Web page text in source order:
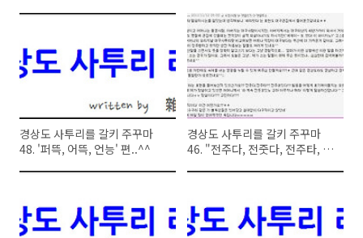
경상도 사투리를 갈키 주꾸마
48. '퍼뜩, 어뜩, 언능' 편..^^
경상도 사투리를 갈키 주꾸마
46. "전주다, 전줏다, 전주타, 전